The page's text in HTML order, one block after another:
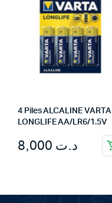
4 Piles ALCALINE VARTA
LONGLIFE AA/LR6/1.5V
د.ت